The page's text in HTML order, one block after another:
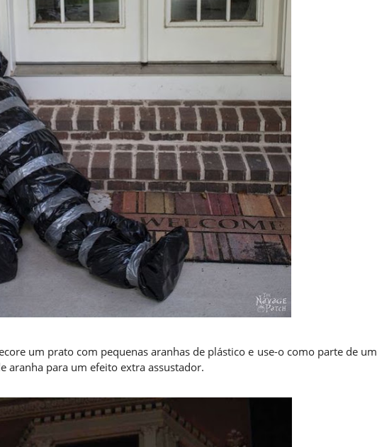
um prato com pequenas aranhas de plástico e use-o como parte de um
aranha para um efeito extra assustador.